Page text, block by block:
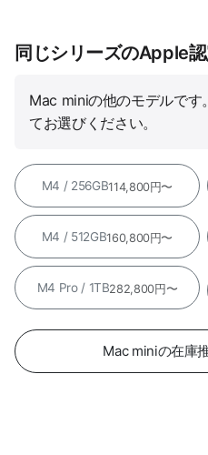
同じシリーズのApple
Mac miniの他のモデルです
てお選びください。
M4 / 256GB114,800円〜
M4 / 512GB160,800円〜
M4 Pro / 1TB282,800円〜
Mac miniの在庫